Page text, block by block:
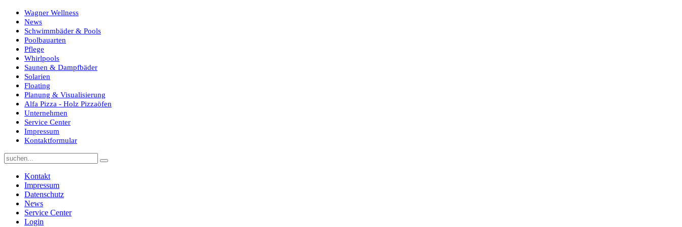
Wagner Wellness
News
Schwimmbäder & Pools
Poolbauarten
Pflege
Whirlpools
Saunen & Dampfbäder
Solarien
Floating
Planung & Visualisierung
Alfa Pizza - Holz Pizzaöfen
Unternehmen
Service Center
Impressum
Kontaktformular
Kontakt
Impressum
Datenschutz
News
Service Center
Login